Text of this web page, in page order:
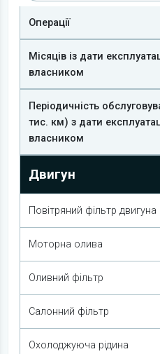
Операції
Місяців із дати
власником
Періодичність
тис. км) з дати
власником
Двигун
Повітряний фільтр двигуна
Моторна олива
Оливний фільтр
Салонний фільтр
Охолоджуюча рідина